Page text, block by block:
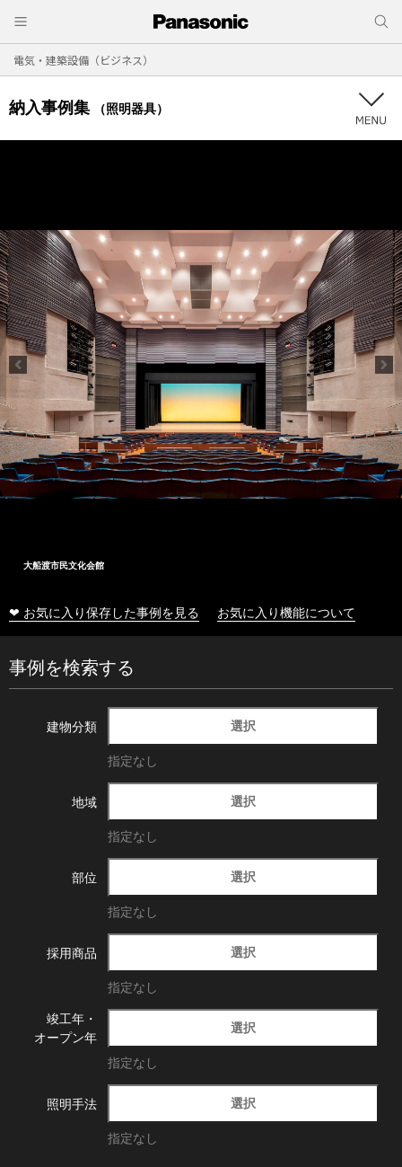
電気・建築設備（ビジネス）
納入事例集 （照明器具）
大船渡市民文化会館
❤ お気に入り保存した事例を見る お気に入り機能について
事例を検索する
建物分類 選択
指定なし
地域 選択
指定なし
部位 選択
指定なし
採用商品 選択
指定なし
竣工年・
オープン年
選択
指定なし
照明手法 選択
指定なし